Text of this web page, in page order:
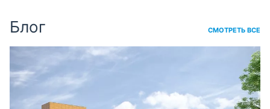
Блог СМОТРЕТЬ ВСЕ